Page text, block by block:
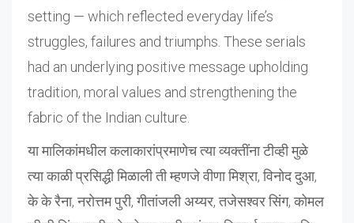
setting — which reflected everyday life’s
struggles, failures and triumphs. These serials
had an underlying positive message upholding
tradition, moral values and strengthening the
fabric of the Indian culture.
या मालिकांमधील कलाकारांप्रमाणेच त्या व्यक्तींना टीव्ही मुळे
त्या काळी प्रसिद्धी मिळाली ती म्हणजे वीणा मिश्रा, विनोद दुआ,
के के रैना, नरोत्तम पुरी, गीतांजली अय्यर, तजेसश्वर सिंग, कोमल